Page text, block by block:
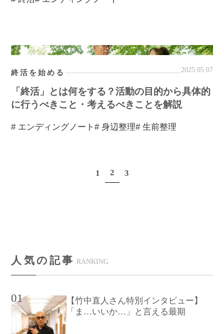
終活を始める 2025.05.07
「終活」とは何をする？活動の目的から具体的
に行うべきこと・考えるべきことを解説
# エンディングノート# 身辺整理# 生前整理
1 2 3
人気の記事 RANKING
01
【竹中直人さん特別インタビュー】
「ま…いいか…」と言える最期